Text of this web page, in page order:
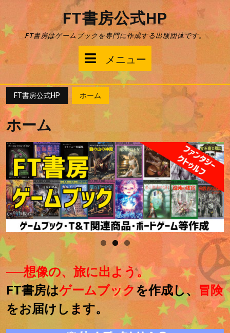
テ
ン
ツ
へ
プ
FT書房公式HP
FT書房はゲームブックを専門に作成する出版団体です。
メニュー
ニ
ュ
ー
FT書房公式HP ホーム
ホーム
──想像の、旅に出よう。
FT書房はゲームブックを作成し、 冒険
をお届けします。